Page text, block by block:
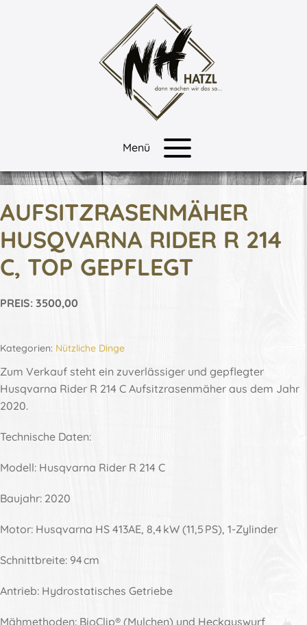
Menü
AUFSITZRASENMÄHER
HUSQVARNA RIDER R 214
C, TOP GEPFLEGT
PREIS: 3500,00
Kategorien: Nützliche Dinge
Zum Verkauf steht ein zuverlässiger und gepflegter
Husqvarna Rider R 214 C Aufsitzrasenmäher aus dem Jahr
2020.
Technische Daten:
Modell: Husqvarna Rider R 214 C
Baujahr: 2020
Motor: Husqvarna HS 413AE, 8,4 kW (11,5 PS), 1-Zylinder
Schnittbreite: 94 cm
Antrieb: Hydrostatisches Getriebe
Mähmethoden: BioClip® (Mulchen) und Heckauswurf